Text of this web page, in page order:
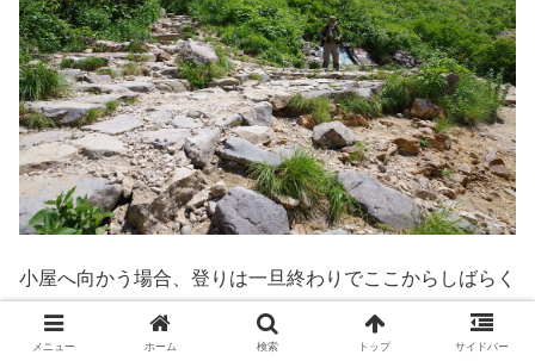
小屋へ向かう場合、登りは一旦終わりでここからしばらく
トラバースになります。
メニュー ホーム 検索 トップ サイドバー